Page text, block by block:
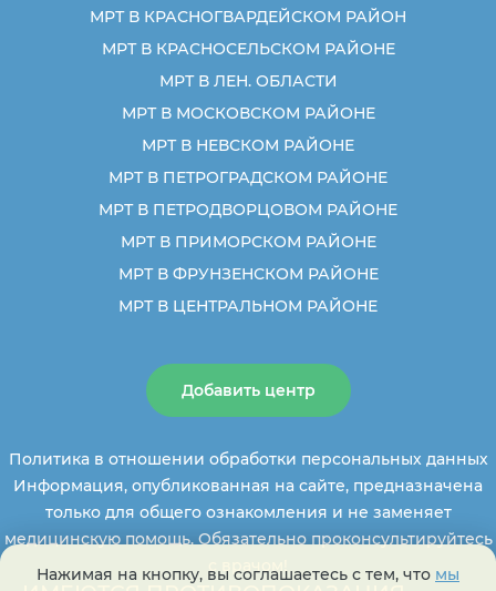
МРТ В КРАСНОГВАРДЕЙСКОМ РАЙОН
МРТ В КРАСНОСЕЛЬСКОМ РАЙОНЕ
МРТ В ЛЕН. ОБЛАСТИ
МРТ В МОСКОВСКОМ РАЙОНЕ
МРТ В НЕВСКОМ РАЙОНЕ
МРТ В ПЕТРОГРАДСКОМ РАЙОНЕ
МРТ В ПЕТРОДВОРЦОВОМ РАЙОНЕ
МРТ В ПРИМОРСКОМ РАЙОНЕ
МРТ В ФРУНЗЕНСКОМ РАЙОНЕ
МРТ В ЦЕНТРАЛЬНОМ РАЙОНЕ
Добавить центр
Политика в отношении обработки персональных данных
Информация, опубликованная на сайте, предназначена
только для общего ознакомления и не заменяет
медицинскую помощь. Обязательно проконсультируйтесь
Нажимая на кнопку, вы соглашаетесь с тем, что мы